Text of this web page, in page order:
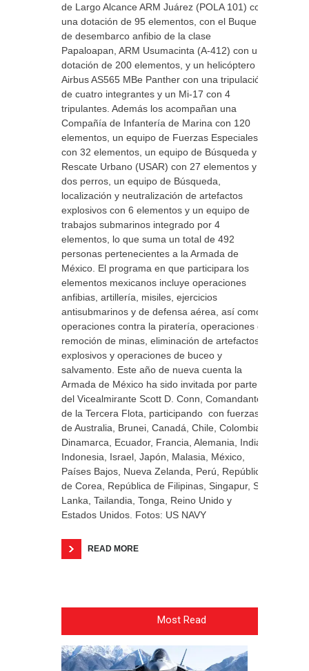
de Largo Alcance ARM Juárez (POLA 101) con
una dotación de 95 elementos, con el Buque
de desembarco anfibio de la clase
Papaloapan, ARM Usumacinta (A-412) con una
dotación de 200 elementos, y un helicóptero
Airbus AS565 MBe Panther con una tripulación
de cuatro integrantes y un Mi-17 con 4
tripulantes. Además los acompañan una
Compañía de Infantería de Marina con 120
elementos, un equipo de Fuerzas Especiales
con 32 elementos, un equipo de Búsqueda y
Rescate Urbano (USAR) con 27 elementos y
dos perros, un equipo de Búsqueda,
localización y neutralización de artefactos
explosivos con 6 elementos y un equipo de
trabajos submarinos integrado por 4
elementos, lo que suma un total de 492
personas pertenecientes a la Armada de
México. El programa en que participara los
elementos mexicanos incluye operaciones
anfibias, artillería, misiles, ejercicios
antisubmarinos y de defensa aérea, así como
operaciones contra la piratería, operaciones de
remoción de minas, eliminación de artefactos
explosivos y operaciones de buceo y
salvamento. Este año de nueva cuenta la
Armada de México ha sido invitada por parte
del Vicealmirante Scott D. Conn, Comandante
de la Tercera Flota, participando con fuerzas
de Australia, Brunei, Canadá, Chile, Colombia,
Dinamarca, Ecuador, Francia, Alemania, India,
Indonesia, Israel, Japón, Malasia, México,
Países Bajos, Nueva Zelanda, Perú, República
de Corea, República de Filipinas, Singapur, Sri
Lanka, Tailandia, Tonga, Reino Unido y
Estados Unidos. Fotos: US NAVY
READ MORE
Most Read